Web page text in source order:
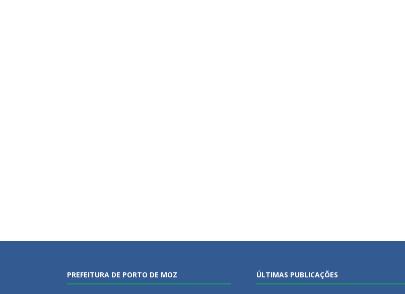
PREFEITURA DE PORTO DE MOZ ÚLTIMAS PUBLICAÇÕES